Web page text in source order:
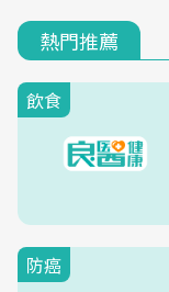
熱門推薦
飲食
防癌